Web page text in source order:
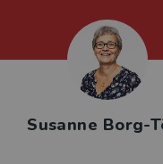
Susanne Borg-